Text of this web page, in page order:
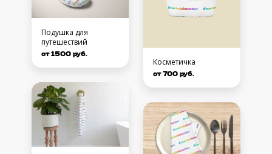
Подушка для
путешествий
от 1500 руб.
Косметичка
от 700 руб.